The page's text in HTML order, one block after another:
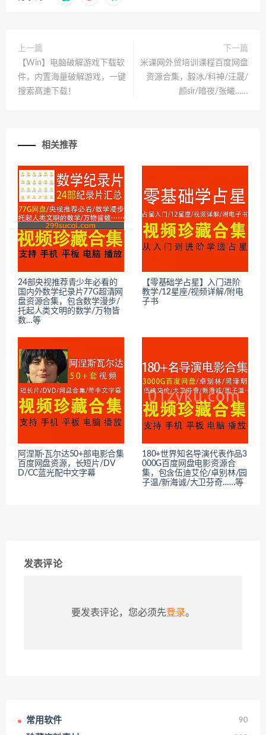
上一篇
【Win】电脑破解游戏下载软
件，内置海量破解游戏，一键
搜索高速下载！
下一篇
米课网外贸培训课程百度网盘
资源合集，毅冰/料神/汪晟/
颜sir/暗夜/张曦……
相关推荐
24部央视推荐青少年必看的
国内外数学纪录片77G超清网
盘资源合集，包含数学漫步/
托起人类文明的数学/万物皆
数…等
【零基础学占星】入门进阶
教学/12星座/视频详解/附电
子书
阿涅斯·瓦尔达50+部电影合集
百度网盘资源，长短片/DV
D/CC蓝光配中文字幕
180+世界知名导演代表作品3
000G百度网盘电影资源合
集，包含伍迪艾伦/卓别林/园
子温/新海诚/大卫芬奇……等
发表评论
要发表评论，您必须先登录。
常用软件 90